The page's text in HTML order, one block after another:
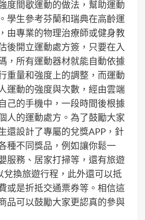
度間歇運動的做法，幫助運動
學生參考芬蘭和瑞典在高齡運
由專業的物理治療師或健身教
後開立運動處方簽，只要在入
，所有運動器材就能自動依據
重量和強度上的調整，而運動
運動的強度與次數，經由雲端
己的手機中，一段時間後根據
人的運動處方。為了鼓勵大家
還設計了專屬的兌獎APP，針
種不同獎品，例如讓你鬆一
服務、居家打掃等，還有旅遊
兌換旅遊行程，此外還可以抵
或是折抵交通票券等。相信這
品可以鼓勵大家更認真的參與